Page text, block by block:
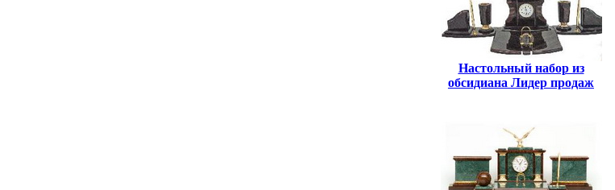
Настольный набор из
обсидиана Лидер продаж